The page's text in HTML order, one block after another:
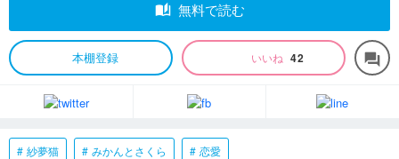
auto_stories 無料で読む
本棚登録 いいね 42 forum
紗夢猫 みかんとさくら 恋愛